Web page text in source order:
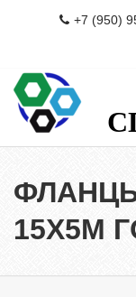
+7 (950)
ФЛАНЦЫ
15Х5М